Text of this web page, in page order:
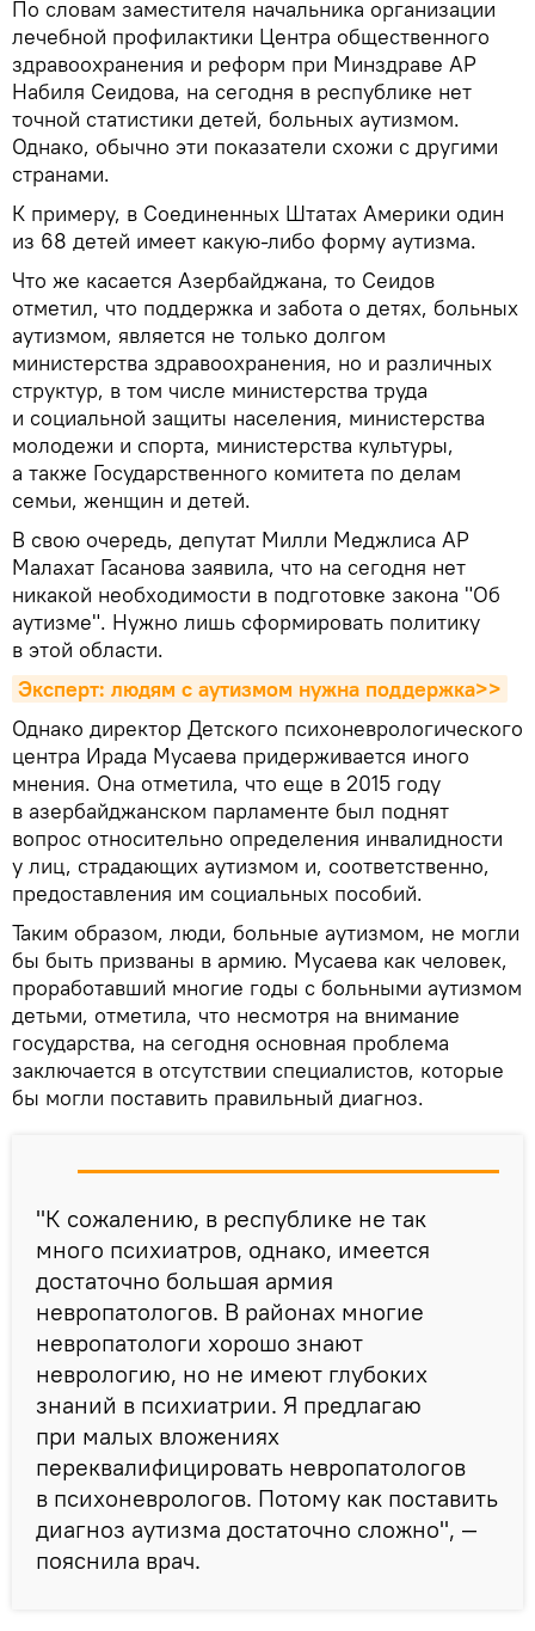
По словам заместителя начальника организации
лечебной профилактики Центра общественного
здравоохранения и реформ при Минздраве АР
Набиля Сеидова, на сегодня в республике нет
точной статистики детей, больных аутизмом.
Однако, обычно эти показатели схожи с другими
странами.
К примеру, в Соединенных Штатах Америки один
из 68 детей имеет какую-либо форму аутизма.
Что же касается Азербайджана, то Сеидов
отметил, что поддержка и забота о детях, больных
аутизмом, является не только долгом
министерства здравоохранения, но и различных
структур, в том числе министерства труда
и социальной защиты населения, министерства
молодежи и спорта, министерства культуры,
а также Государственного комитета по делам
семьи, женщин и детей.
В свою очередь, депутат Милли Меджлиса АР
Малахат Гасанова заявила, что на сегодня нет
никакой необходимости в подготовке закона "Об
аутизме". Нужно лишь сформировать политику
в этой области.
Эксперт: людям с аутизмом нужна поддержка>>
Однако директор Детского психоневрологического
центра Ирада Мусаева придерживается иного
мнения. Она отметила, что еще в 2015 году
в азербайджанском парламенте был поднят
вопрос относительно определения инвалидности
у лиц, страдающих аутизмом и, соответственно,
предоставления им социальных пособий.
Таким образом, люди, больные аутизмом, не могли
бы быть призваны в армию. Мусаева как человек,
проработавший многие годы с больными аутизмом
детьми, отметила, что несмотря на внимание
государства, на сегодня основная проблема
заключается в отсутствии специалистов, которые
бы могли поставить правильный диагноз.
"К сожалению, в республике не так
много психиатров, однако, имеется
достаточно большая армия
невропатологов. В районах многие
невропатологи хорошо знают
неврологию, но не имеют глубоких
знаний в психиатрии. Я предлагаю
при малых вложениях
переквалифицировать невропатологов
в психоневрологов. Потому как поставить
диагноз аутизма достаточно сложно", —
пояснила врач.